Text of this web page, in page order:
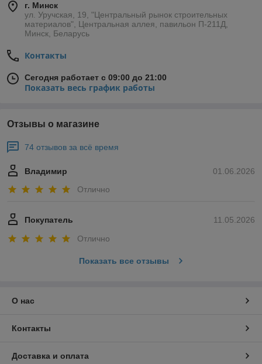
г. Минск
ул. Уручская, 19, "Центральный рынок строительных
материалов", Центральная аллея, павильон П-211Д,
Минск, Беларусь
Контакты
Сегодня работает с 09:00 до 21:00
Показать весь график работы
Отзывы о магазине
74 отзывов за всё время
01.06.2026
Владимир
Отлично
11.05.2026
Покупатель
Отлично
Показать все отзывы
О нас
Контакты
Доставка и оплата